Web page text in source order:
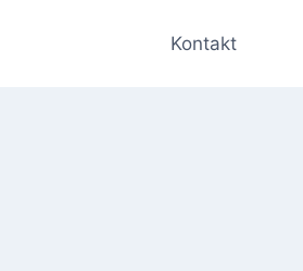
Kontakt